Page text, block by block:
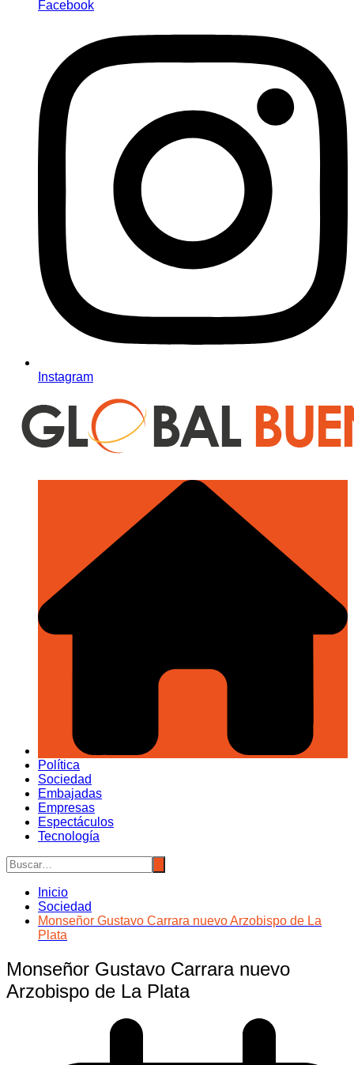
Facebook
Instagram
Política
Sociedad
Embajadas
Empresas
Espectáculos
Tecnología
Inicio
Sociedad
Monseñor Gustavo Carrara nuevo Arzobispo de La
Plata
Monseñor Gustavo Carrara nuevo
Arzobispo de La Plata